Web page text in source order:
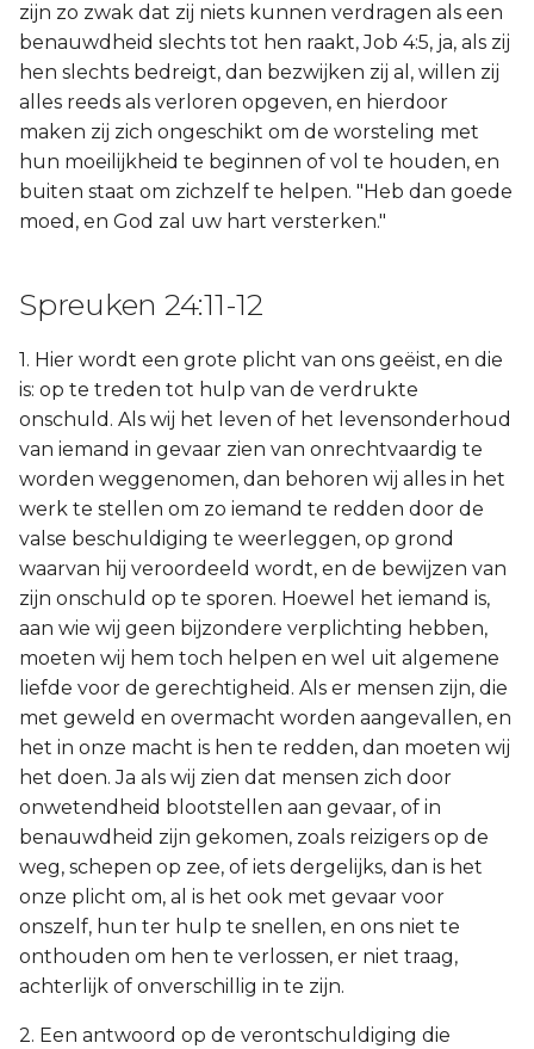
zijn zo zwak dat zij niets kunnen verdragen als een
benauwdheid slechts tot hen raakt, Job 4:5, ja, als zij
hen slechts bedreigt, dan bezwijken zij al, willen zij
alles reeds als verloren opgeven, en hierdoor
maken zij zich ongeschikt om de worsteling met
hun moeilijkheid te beginnen of vol te houden, en
buiten staat om zichzelf te helpen. "Heb dan goede
moed, en God zal uw hart versterken."
Spreuken 24:11-12
1. Hier wordt een grote plicht van ons geëist, en die
is: op te treden tot hulp van de verdrukte
onschuld. Als wij het leven of het levensonderhoud
van iemand in gevaar zien van onrechtvaardig te
worden weggenomen, dan behoren wij alles in het
werk te stellen om zo iemand te redden door de
valse beschuldiging te weerleggen, op grond
waarvan hij veroordeeld wordt, en de bewijzen van
zijn onschuld op te sporen. Hoewel het iemand is,
aan wie wij geen bijzondere verplichting hebben,
moeten wij hem toch helpen en wel uit algemene
liefde voor de gerechtigheid. Als er mensen zijn, die
met geweld en overmacht worden aangevallen, en
het in onze macht is hen te redden, dan moeten wij
het doen. Ja als wij zien dat mensen zich door
onwetendheid blootstellen aan gevaar, of in
benauwdheid zijn gekomen, zoals reizigers op de
weg, schepen op zee, of iets dergelijks, dan is het
onze plicht om, al is het ook met gevaar voor
onszelf, hun ter hulp te snellen, en ons niet te
onthouden om hen te verlossen, er niet traag,
achterlijk of onverschillig in te zijn.
2. Een antwoord op de verontschuldiging die